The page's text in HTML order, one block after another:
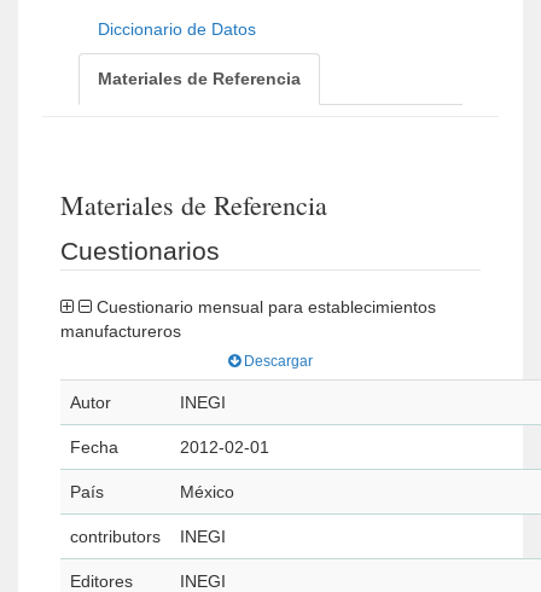
Diccionario de Datos
Materiales de Referencia
Materiales de Referencia
Cuestionarios
manufactureros
Descargar
Autor INEGI
Fecha 2012-02-01
País México
contributors INEGI
Editores INEGI